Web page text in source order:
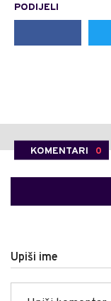
PODIJELI
KOMENTARI 0
Upiši ime